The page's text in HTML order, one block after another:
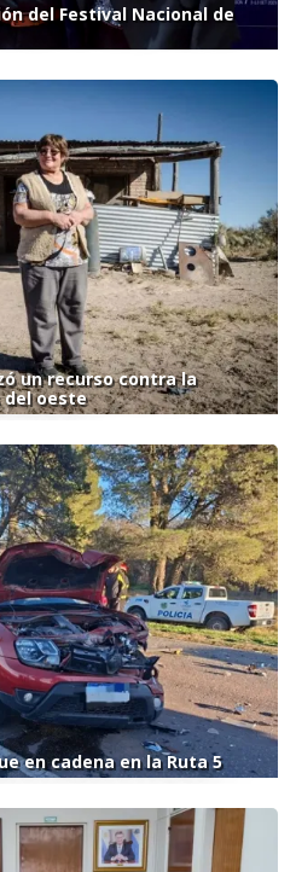
del Festival Nacional de
un recurso contra la
oeste
en cadena en la Ruta 5